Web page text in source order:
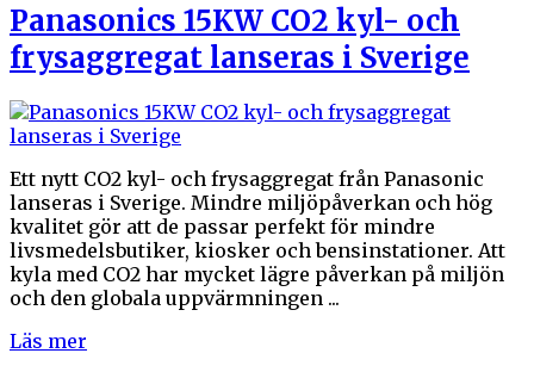
Panasonics 15KW CO2 kyl- och
frysaggregat lanseras i Sverige
Ett nytt CO2 kyl- och frysaggregat från Panasonic
lanseras i Sverige. Mindre miljöpåverkan och hög
kvalitet gör att de passar perfekt för mindre
livsmedelsbutiker, kiosker och bensinstationer. Att
kyla med CO2 har mycket lägre påverkan på miljön
och den globala uppvärmningen ...
Läs mer